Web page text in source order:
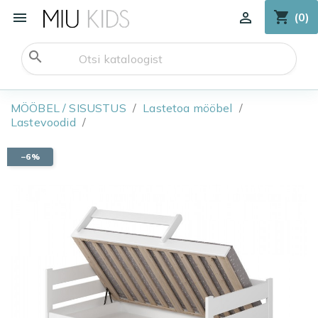
 shopping_cart (0)

search
MÖÖBEL / SISUSTUS
Lastetoa mööbel
Lastevoodid
−6%